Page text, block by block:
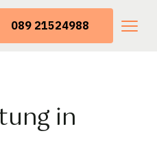
089 21524988
in